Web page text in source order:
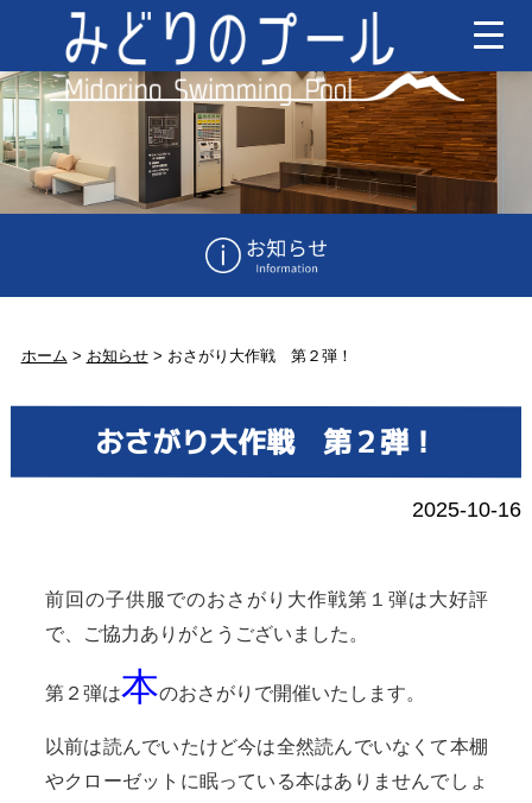
ホーム > お知らせ> おさがり大作戦 第２弾！
おさがり大作戦 第２弾！
2025-10-16
前回の子供服でのおさがり大作戦第１弾は大好評
で、ご協力ありがとうございました。
第２弾は本のおさがりで開催いたします。
以前は読んでいたけど今は全然読んでいなくて本棚
やクローゼットに眠っている本はありませんでしょ